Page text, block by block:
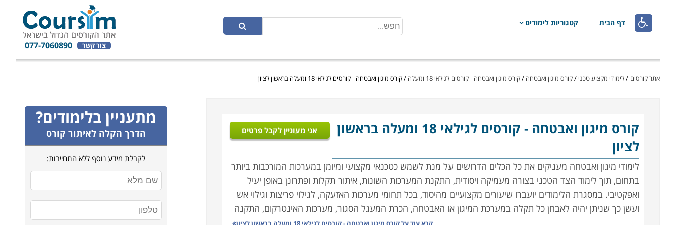
 דף הבית קטגוריות לימודים
צור קשר 077-7060890
אתר קורסים /לימודי מקצוע טכני /קורס מיגון ואבטחה /קורס מיגון ואבטחה - קורסים לגילאי 18 ומעלה /קורס מיגון ואבטחה - קורסים לגילאי 18 ומעלה בראשון לציון
קורס מיגון ואבטחה
- קורסים לגילאי 18 ומעלה בראשון
לציון
אני מעוניין לקבל פרטים
לימודי מיגון ואבטחה מעניקים את כל הכלים הדרושים על מנת לשמש כטכנאי מקצועי ומיומן במערכות המורכבות ביותר
בתחום, תוך לימוד הצד הטכני בצורה מעמיקה ויסודית, התקנת המערכות השונות, איתור תקלות ופתרונן באופן יעיל
ואפקטיבי. במסגרת הלימודים יועברו שיעורים מקצועיים מהיסוד, בכל תחומי מערכות האזעקה, לגילוי פריצות וגילוי אש
ועשן כך שניתן יהיה לאבחן כל תקלה במערכת המיגון או האבטחה, הכרת המעגל הסגור, מערכות האינטרקום, התקנה
לבתים חכמים, כאשר בנוסף לידע התיאורטי יועברו שיעורים מעשיים אשר יאפשרו התנסות בכל מערכת באופן מקצועי.
מתעניין בלימודים?
הדרך הקלה לאיתור קורס
לקבלת מידע נוסף ללא התחייבות: